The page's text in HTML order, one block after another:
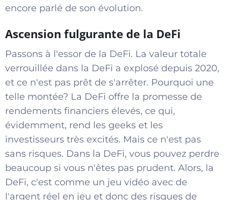
encore parlé de son évolution.
Ascension fulgurante de la DeFi
Passons à l'essor de la DeFi. La valeur totale
verrouillée dans la DeFi a explosé depuis 2020,
et ce n'est pas prêt de s'arrêter. Pourquoi une
telle montée? La DeFi offre la promesse de
rendements financiers élevés, ce qui,
évidemment, rend les geeks et les
investisseurs très excités. Mais ce n'est pas
sans risques. Dans la DeFi, vous pouvez perdre
beaucoup si vous n'êtes pas prudent. Alors, la
DeFi, c'est comme un jeu vidéo avec de
l'argent réel en jeu et donc des risques de